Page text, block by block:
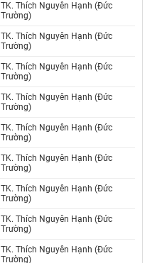
TK. Thích Nguyên Hạnh (Đức
Trường)
TK. Thích Nguyên Hạnh (Đức
Trường)
TK. Thích Nguyên Hạnh (Đức
Trường)
TK. Thích Nguyên Hạnh (Đức
Trường)
TK. Thích Nguyên Hạnh (Đức
Trường)
TK. Thích Nguyên Hạnh (Đức
Trường)
TK. Thích Nguyên Hạnh (Đức
Trường)
TK. Thích Nguyên Hạnh (Đức
Trường)
TK. Thích Nguyên Hạnh (Đức
Trường)